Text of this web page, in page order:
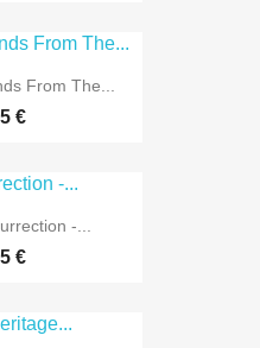
From The...
€
-...
€